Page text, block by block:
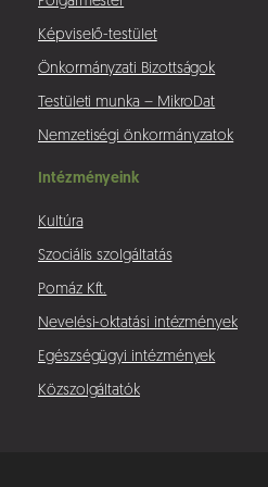
Képviselő-testület
Önkormányzati Bizottságok
Testületi munka – MikroDat
Nemzetiségi önkormányzatok
Intézményeink
Kultúra
Szociális szolgáltatás
Pomáz Kft.
Nevelési-oktatási intézmények
Egészségügyi intézmények
Közszolgáltatók